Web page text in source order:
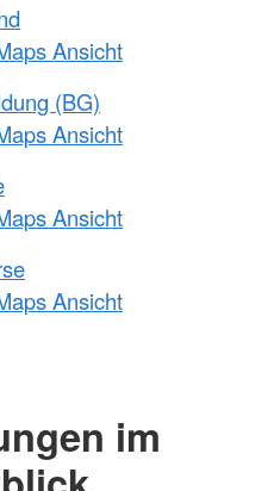
Ansicht
(BG)
Ansicht
Ansicht
Ansicht
im